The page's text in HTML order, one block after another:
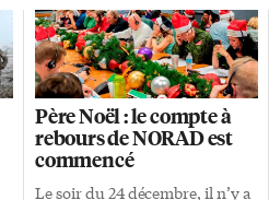
travail du père Noël» rappellent
que, à en croire des illustrations
conçues par un fabricant de
boissons gazeuses, le père Noël
était déjà un vieil homme dans
les années 1930 et qu’il avait un
surplus de poids. Il ferait ainsi
partie du groupe des 80 ans et
plus et se retrouverait au […]
Père Noël : le compte à
rebours de NORAD est
commencé
Le soir du 24 décembre, il n’y a